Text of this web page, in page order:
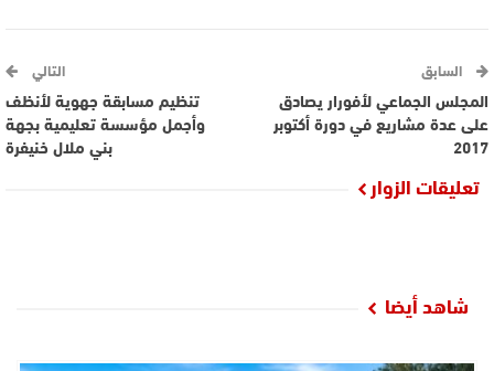
السابق
المجلس الجماعي لأفورار يصادق
على عدة مشاريع في دورة أكتوبر
2017
التالي
تنظيم مسابقة جهوية لأنظف
وأجمل مؤسسة تعليمية بجهة
بني ملال خنيفرة
تعليقات الزوار
شاهد أيضا